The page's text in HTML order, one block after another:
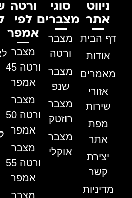
ניווט
אתר
דף הבית
אודות
מאמרים
אזורי
שירות
מפת
אתר
יצירת
קשר
מדיניות
סוגי
מצברים
מצבר
ורטה
מצבר
שנפ
מצבר
רוזטק
מצבר
אוקלי
ורטה
לפי
אמפר
מצבר
ורטה 45
אמפר
מצבר
ורטה 50
אמפר
מצבר
ורטה 55
אמפר
מצבר